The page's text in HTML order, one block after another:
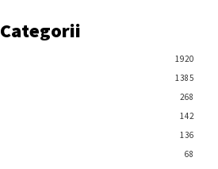
Categorii
1920
1385
268
142
136
68